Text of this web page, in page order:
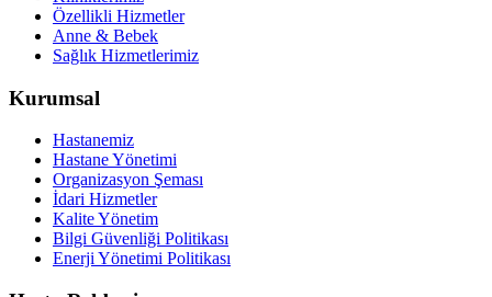
Özellikli Hizmetler
Anne & Bebek
Sağlık Hizmetlerimiz
Kurumsal
Hastanemiz
Hastane Yönetimi
Organizasyon Şeması
İdari Hizmetler
Kalite Yönetim
Bilgi Güvenliği Politikası
Enerji Yönetimi Politikası